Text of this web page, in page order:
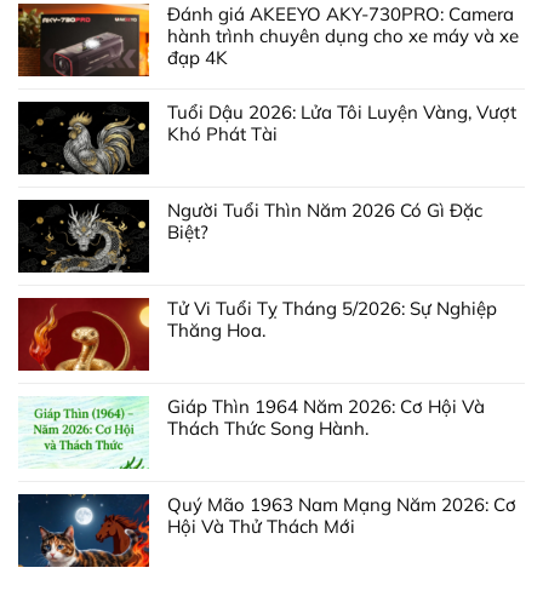
Đánh giá AKEEYO AKY-730PRO: Camera
hành trình chuyên dụng cho xe máy và xe
đạp 4K
Tuổi Dậu 2026: Lửa Tôi Luyện Vàng, Vượt
Khó Phát Tài
Người Tuổi Thìn Năm 2026 Có Gì Đặc
Biệt?
Tử Vi Tuổi Tỵ Tháng 5/2026: Sự Nghiệp
Thăng Hoa.
Giáp Thìn 1964 Năm 2026: Cơ Hội Và
Thách Thức Song Hành.
Quý Mão 1963 Nam Mạng Năm 2026: Cơ
Hội Và Thử Thách Mới